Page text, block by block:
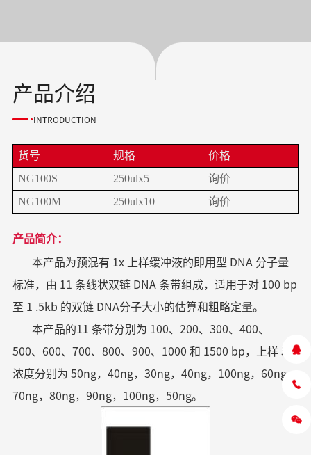
产品介绍
INTRODUCTION
货号 规格
价格
NG100S
250ulx5
询价
NG100M
250ulx10 询价
产品简介：
本产品为预混有 1x 上样缓冲液的即用型 DNA 分子量
标准，由 11 条线状双链 DNA 条带组成，适用于对 100 bp
至 1 .5kb 的双链 DNA分子大小的估算和粗略定量。
本产品的11 条带分别为 100、200、300、400、
500、600、700、800、900、1000 和 1500 bp，上样 5ul
浓度分别为 50ng，40ng，30ng，40ng，100ng，60ng，
70ng，80ng，90ng，100ng，50ng。